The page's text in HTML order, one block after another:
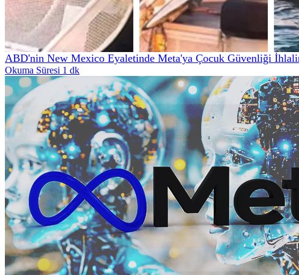
ABD'nin New Mexico Eyaletinde Meta'ya Çocuk Güvenliği
Okuma Süresi 1 dk